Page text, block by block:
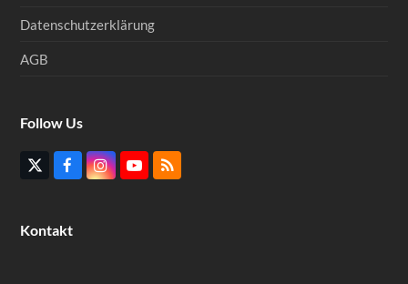
Datenschutzerklärung
AGB
Follow Us
TwitterFacebookInstagram
YouTube
RSS
Kontakt